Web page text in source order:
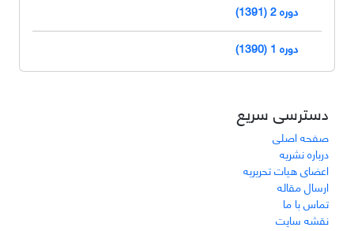
دوره 2 (1391)
دوره 1 (1390)
دسترسی سریع
صفحه اصلی
درباره نشریه
اعضای هیات تحریریه
ارسال مقاله
تماس با ما
نقشه سایت